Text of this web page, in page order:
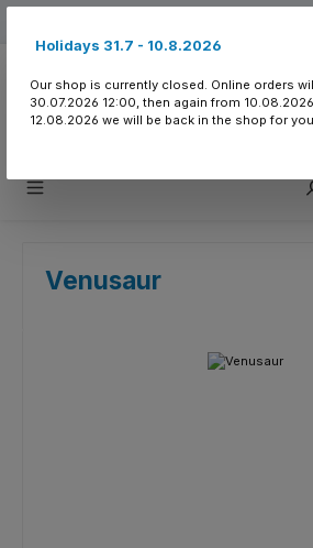
Venusaur
Holidays 31.7 - 10.8.2026
Our shop is currently closed. Online orders
30.07.2026 12:00, then again from
12.08.2026 we will be back in the shop for